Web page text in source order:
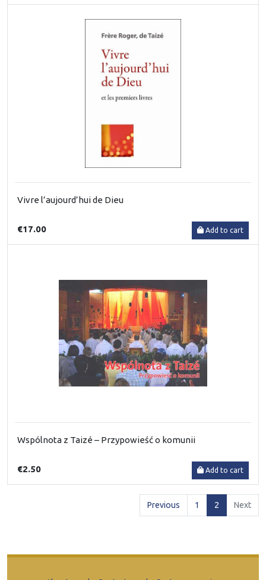
Vivre l’aujourd’hui de Dieu
€17.00 Add to cart
Wspólnota z Taizé – Przypowieść o komunii
€2.50 Add to cart
Previous 1 2 (current)
Next